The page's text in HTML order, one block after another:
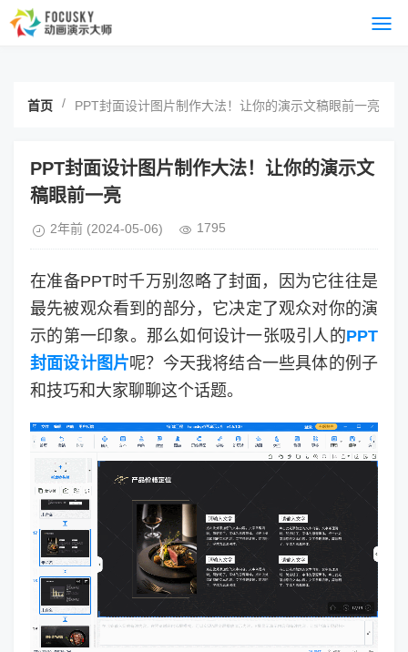
首页 / PPT封面设计图片制作大法！让你的演示文稿眼前一亮
PPT封面设计图片制作大法！让你的演示文
稿眼前一亮
2年前 (2024-05-06) 1795
在准备PPT时千万别忽略了封面，因为它往往是
最先被观众看到的部分，它决定了观众对你的演
示的第一印象。那么如何设计一张吸引人的PPT
封面设计图片呢？今天我将结合一些具体的例子
和技巧和大家聊聊这个话题。